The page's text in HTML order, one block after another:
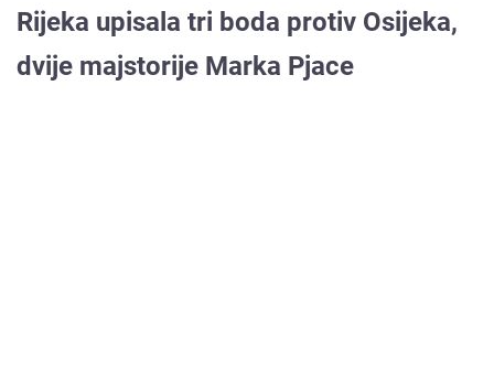
Rijeka upisala tri boda protiv Osijeka,
dvije majstorije Marka Pjace